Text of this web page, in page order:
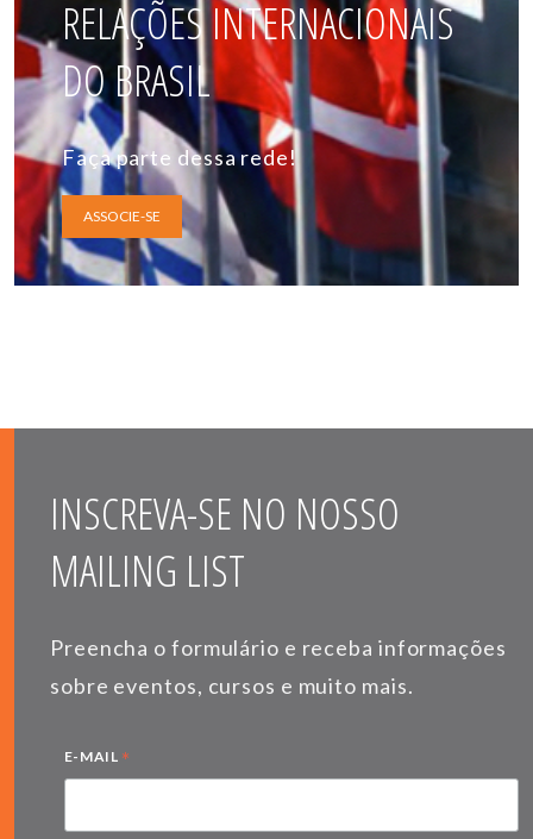
RELAÇÕES INTERNACIONAIS
DO BRASIL
Faça parte dessa rede!
ASSOCIE-SE
INSCREVA-SE NO NOSSO
MAILING LIST
Preencha o formulário e receba informações
sobre eventos, cursos e muito mais.
E-MAIL *